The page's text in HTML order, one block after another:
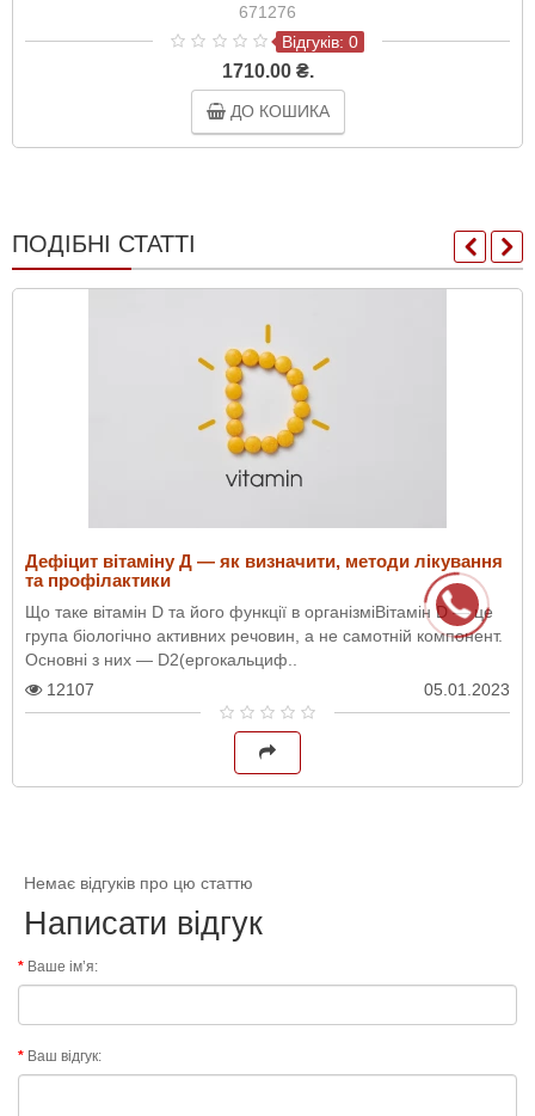
671276
Відгуків: 0
1710.00 ₴.
ДО КОШИКА
ПОДІБНІ СТАТТІ
Дефіцит вітаміну Д — як визначити, методи лікування
та профілактики
Що таке вітамін D та його функції в організміВітамін D — це
група біологічно активних речовин, а не самотній компонент.
Основні з них — D2(ергокальциф..
12107
05.01.2023
Немає відгуків про цю статтю
Написати відгук
Ваше ім’я:
Ваш відгук: